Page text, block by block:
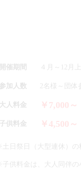
開催期間 ４月～12月
参加人数 2名様～団体
大人料金 ￥7,000～
子供料金 ￥4,500～
土日祭日（大型連休）の
子供料金は、大人同伴の